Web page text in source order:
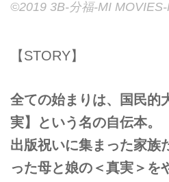
©2019 3B-分福-MI
【STORY】
全ての始まりは、国民的
実】という名の自伝本。
出版祝いに集まった家族
った母と娘の＜真実＞を